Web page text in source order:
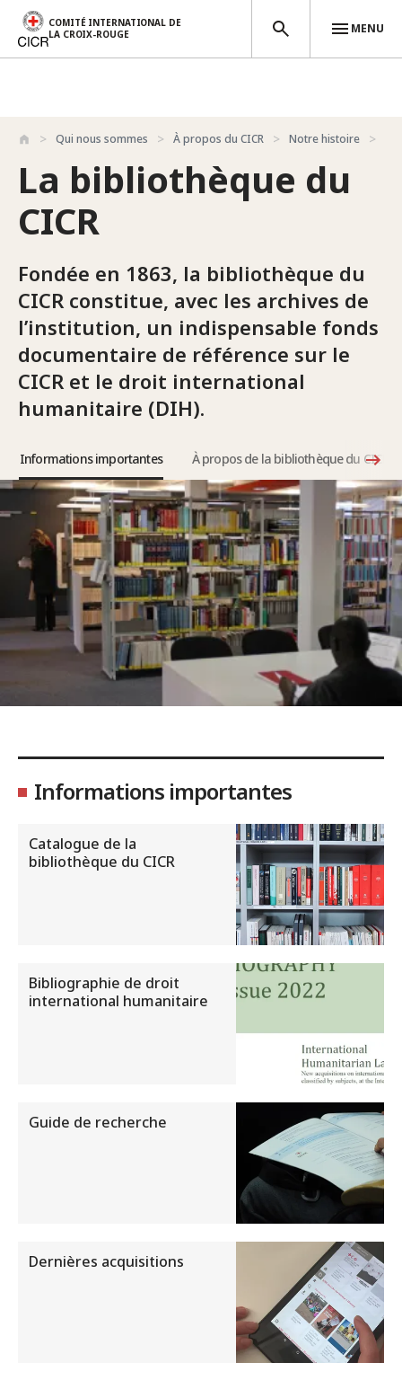
Aller au contenu principal
COMITÉ INTERNATIONAL DE
LA CROIX-ROUGE
MENU
Qui nous sommes À propos du CICR Notre histoire
La bibliothèque du
CICR
Fondée en 1863, la bibliothèque du
CICR constitue, avec les archives de
l’institution, un indispensable fonds
documentaire de référence sur le
CICR et le droit international
humanitaire (DIH).
Informations importantes À propos de la bibliothèque du CICR
Informations importantes
Catalogue de la
bibliothèque du CICR
Bibliographie de droit
international humanitaire
Guide de recherche
Dernières acquisitions